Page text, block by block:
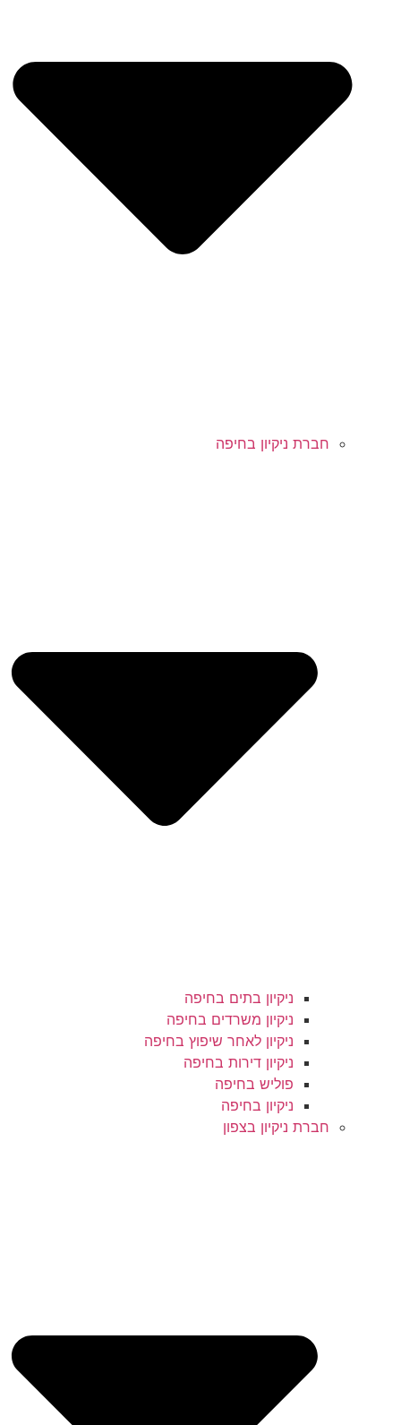
חברת ניקיון בחיפה
ניקיון בתים בחיפה
ניקיון משרדים בחיפה
ניקיון לאחר שיפוץ בחיפה
ניקיון דירות בחיפה
פוליש בחיפה
ניקיון בחיפה
חברת ניקיון בצפון